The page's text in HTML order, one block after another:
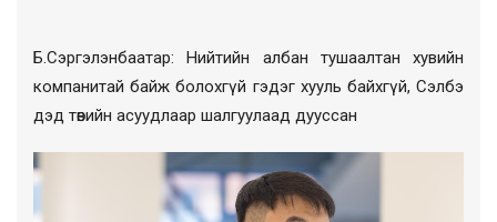
Б.Сэргэлэнбаатар: Нийтийн албан тушаалтан хувийн
компанитай байж болохгүй гэдэг хууль байхгүй, Сэлбэ
дэд төвийн асуудлаар шалгуулаад дууссан